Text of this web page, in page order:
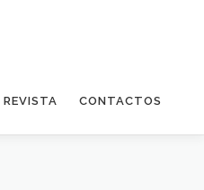
REVISTA CONTACTOS